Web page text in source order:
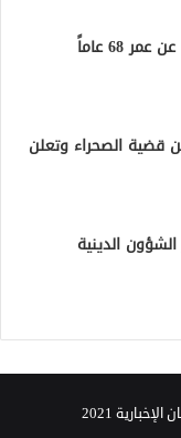
68 عاماً
قضية الصحراء وتعلن
الدينية
2021